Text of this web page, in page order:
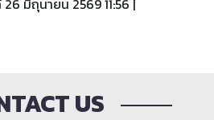
มิถุนายน 2569 11:56 |
US